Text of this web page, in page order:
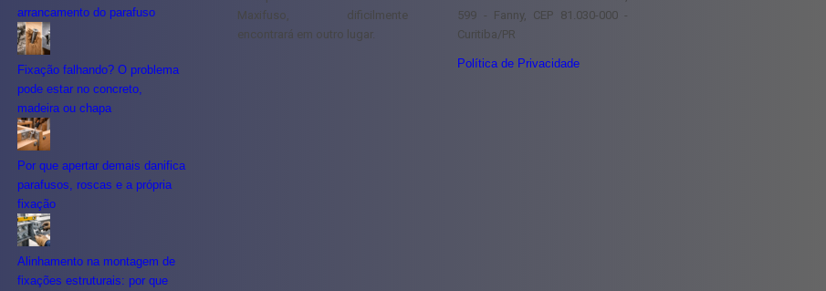
arrancamento do parafuso
Fixação falhando? O problema
pode estar no concreto,
madeira ou chapa
Por que apertar demais danifica
parafusos, roscas e a própria
fixação
Alinhamento na montagem de
fixações estruturais: por que
Maxifuso, dificilmente
encontrará em outro lugar.
599 - Fanny, CEP 81.030-000 -
Curitiba/PR
Política de Privacidade